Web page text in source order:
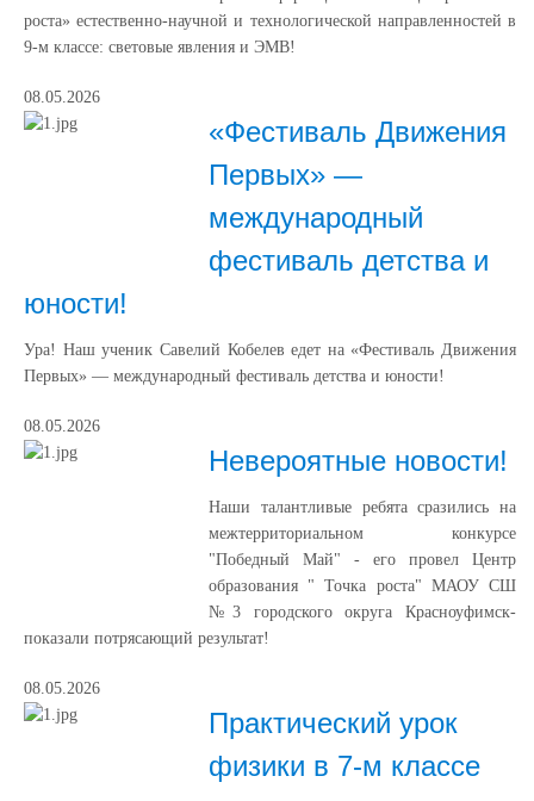
роста» естественно‑научной и технологической направленностей в
9‑м классе: световые явления и ЭМВ!
08.05.2026
«Фестиваль Движения
Первых» —
международный
фестиваль детства и
юности!
Ура! Наш ученик Савелий Кобелев едет на «Фестиваль Движения
Первых» — международный фестиваль детства и юности!
08.05.2026
Невероятные новости!
Наши талантливые ребята сразились на
межтерриториальном конкурсе
"Победный Май" - его провел Центр
образования " Точка роста" МАОУ СШ
№3 городского округа Красноуфимск-
показали потрясающий результат!
08.05.2026
Практический урок
физики в 7‑м классе